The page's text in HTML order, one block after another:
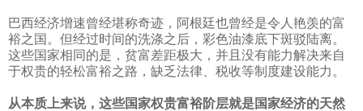
巴西经济增速曾经堪称奇迹，阿根廷也曾经是令人艳羡的富
裕之国。但经过时间的洗涤之后，彩色油漆底下斑驳陆离。
这些国家相同的是，贫富差距极大，并且没有能力解决来自
于权贵的轻松富裕之路，缺乏法律、税收等制度建设能力。
从本质上来说，这些国家权贵富裕阶层就是国家经济的天然